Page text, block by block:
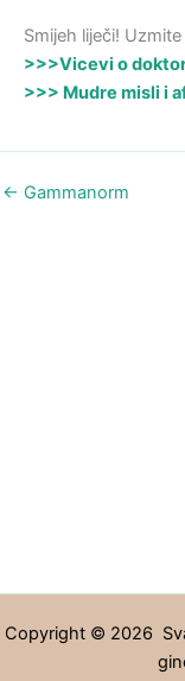
Smijeh liječi!
>>>Vicevi o
>>> Mudre misli i
← Gammanorm
Copyright © 2026